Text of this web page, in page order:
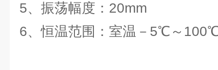
5、振荡幅度：20mm
6、恒温范围：室温－5℃～